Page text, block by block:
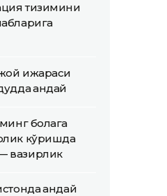
тизимини
ижараси
қандай
болага
кўришда
вазирлик
қандай